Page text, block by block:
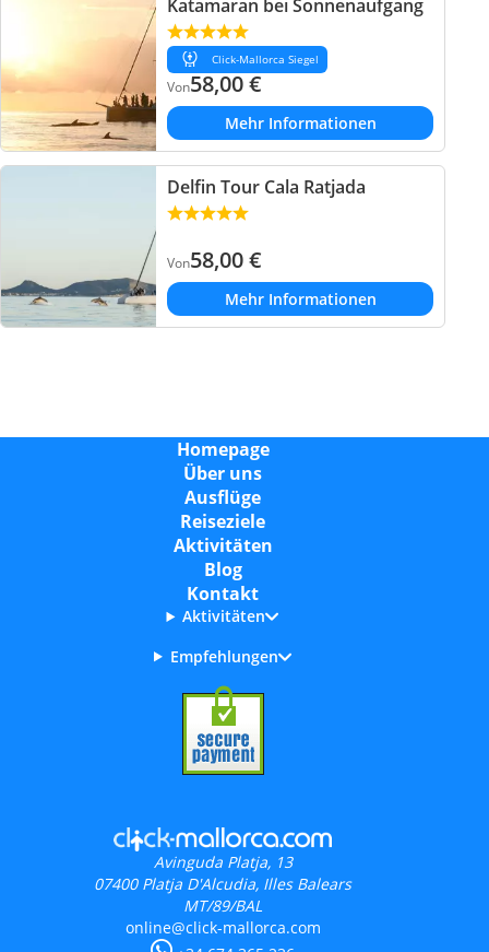
Katamaran bei Sonnenaufgang
Click-Mallorca Siegel
Von58,00€
Mehr Informationen
Delfin Tour Cala Ratjada
Von58,00€
Mehr Informationen
Homepage
Über uns
Ausflüge
Reiseziele
Aktivitäten
Blog
Kontakt
Aktivitäten
Empfehlungen
Avinguda Platja, 13
07400 Platja D'Alcudia, Illes Balears
MT/89/BAL
online@click-mallorca.com